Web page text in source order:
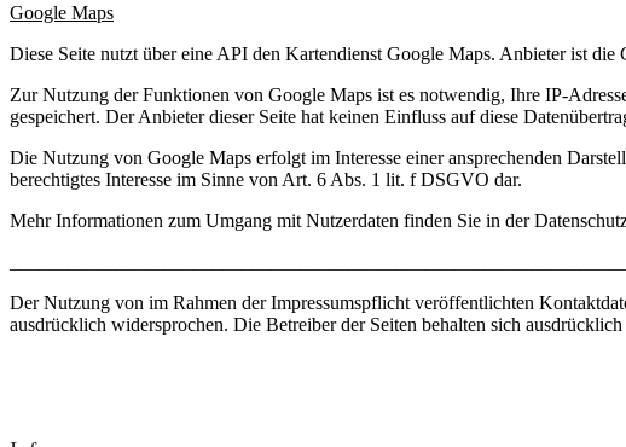
Google Maps
Diese Seite nutzt über eine API den Kartendienst Google Maps. Anbieter ist
Zur Nutzung der Funktionen von Google Maps ist es notwendig, Ihre IP-
gespeichert. Der Anbieter dieser Seite hat keinen Einfluss auf diese
Die Nutzung von Google Maps erfolgt im Interesse einer ansprechenden
berechtigtes Interesse im Sinne von Art. 6 Abs. 1 lit. f DSGVO dar.
Mehr Informationen zum Umgang mit Nutzerdaten finden Sie in der
Der Nutzung von im Rahmen der Impressumspflicht veröffentlichten
ausdrücklich widersprochen. Die Betreiber der Seiten behalten sich